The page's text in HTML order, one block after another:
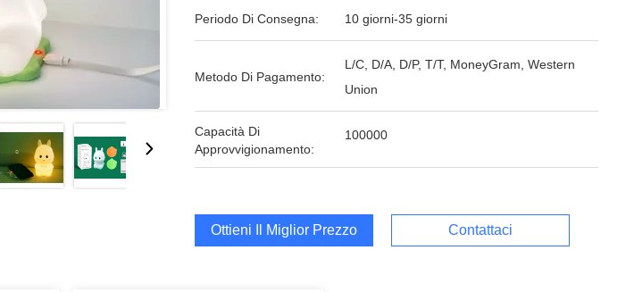
Periodo Di Consegna: 10 giorni-35 giorni
Metodo Di Pagamento:
L/C, D/A, D/P, T/T, MoneyGram, Western
Union
Capacità Di
Approvvigionamento:
100000
Ottieni Il Miglior Prezzo Contattaci